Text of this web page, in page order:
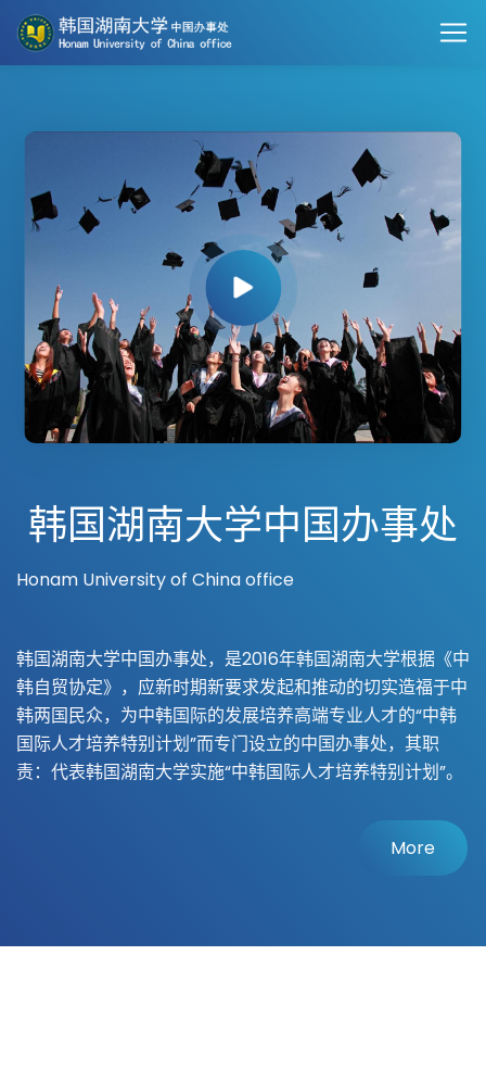
韩国湖南大学中国办事处
Honam University of China office
韩国湖南大学中国办事处，是2016年韩国湖南大学根据《中
韩自贸协定》，应新时期新要求发起和推动的切实造福于中
韩两国民众，为中韩国际的发展培养高端专业人才的“中韩
国际人才培养特别计划”而专门设立的中国办事处，其职
责：代表韩国湖南大学实施“中韩国际人才培养特别计划”。
More